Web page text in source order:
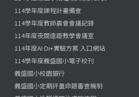
114學年度課程計畫備查
114學年度教師晨會會議記錄
114年度夜間遠距教學會議室
114年度AI Di+實驗方案 入口網站
114學年度義盛國小電子校刊
義盛國小校園銀行
義盛國小定期評量命題審查機制